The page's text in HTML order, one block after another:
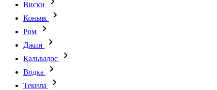
Виски
Коньяк
Ром
Джин
Кальвадос
Водка
Текила